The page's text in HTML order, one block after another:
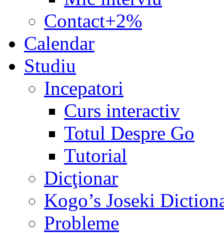
Contact+2%
Calendar
Studiu
Incepatori
Curs interactiv
Totul Despre Go
Tutorial
Dicţionar
Kogo’s Joseki
Probleme